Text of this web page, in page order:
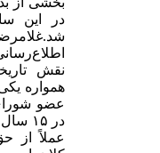
در این
شد.
نقش
همواره
عضو
در ۱۵ سال
عملاً از